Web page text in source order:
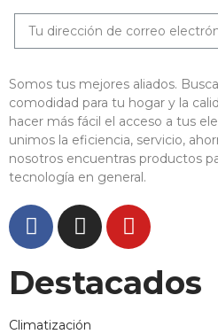
Somos tus mejores aliados.
comodidad para tu hogar y la
hacer más fácil el acceso a tus
unimos la eficiencia, servicio,
nosotros encuentras productos
tecnología en general.
Destacados
Climatización